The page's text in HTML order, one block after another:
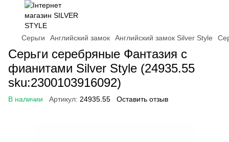
Серьги Английский замок Английский замок Silver Style
Серьги серебряные Фантазия с
фианитами Silver Style (24935.55
sku:2300103916092)
В наличии Артикул: 24935.55 Оставить отзыв